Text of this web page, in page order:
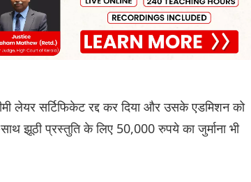
लेयर सर्टिफिकेट रद्द कर दिया और उसके एडमिशन को
झूठी प्रस्तुति के लिए 50,000 रुपये का जुर्माना भी